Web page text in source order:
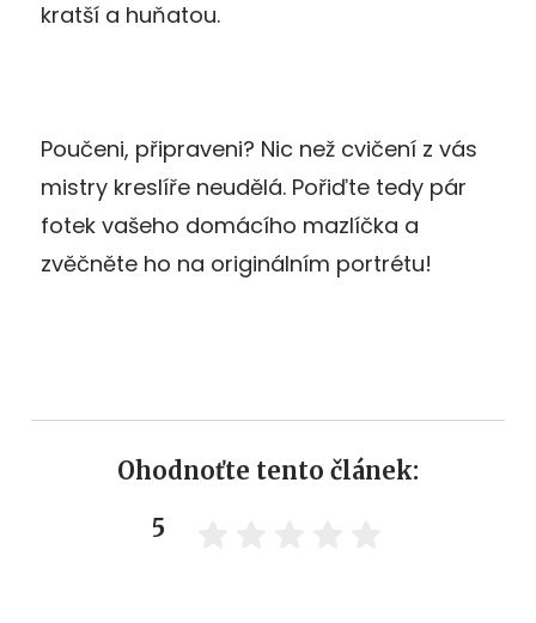
kratší a huňatou.
Poučeni, připraveni? Nic než cvičení z vás
mistry kreslíře neudělá. Pořiďte tedy pár
fotek vašeho domácího mazlíčka a
zvěčněte ho na originálním portrétu!
Ohodnoťte tento článek:
5